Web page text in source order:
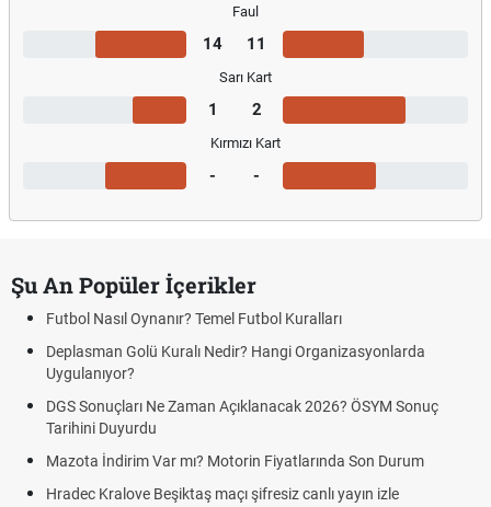
Faul
14 11
Sarı Kart
1 2
Kırmızı Kart
- -
Şu An Popüler İçerikler
Futbol Nasıl Oynanır? Temel Futbol Kuralları
Deplasman Golü Kuralı Nedir? Hangi Organizasyonlarda
Uygulanıyor?
DGS Sonuçları Ne Zaman Açıklanacak 2026? ÖSYM Sonuç
Tarihini Duyurdu
Mazota İndirim Var mı? Motorin Fiyatlarında Son Durum
Hradec Kralove Beşiktaş maçı şifresiz canlı yayın izle